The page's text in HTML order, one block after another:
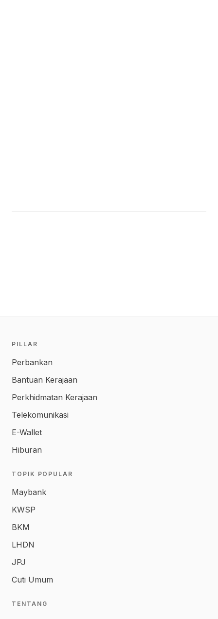
PILLAR
Perbankan
Bantuan Kerajaan
Perkhidmatan Kerajaan
Telekomunikasi
E-Wallet
Hiburan
TOPIK POPULAR
Maybank
KWSP
BKM
LHDN
JPJ
Cuti Umum
TENTANG